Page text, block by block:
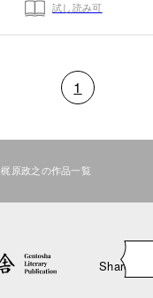
試し読み可
1
梶原政之の作品一覧
Share